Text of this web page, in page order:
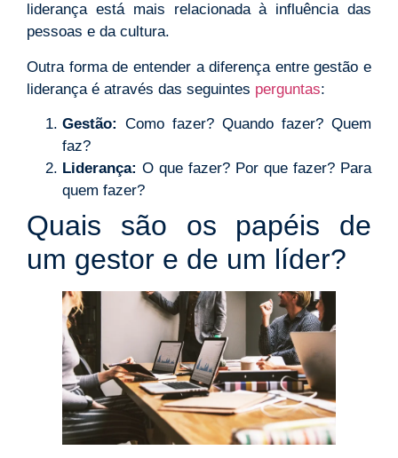
liderança está mais relacionada à influência das
pessoas e da cultura.
Outra forma de entender a diferença entre gestão e
liderança é através das seguintes perguntas:
Gestão: Como fazer? Quando fazer? Quem
faz?
Liderança: O que fazer? Por que fazer? Para
quem fazer?
Quais são os papéis de
um gestor e de um líder?